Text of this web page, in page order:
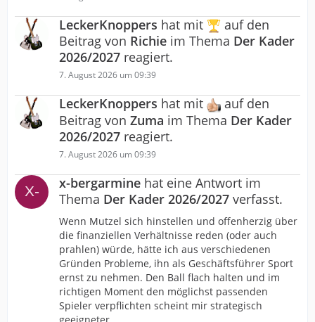
LeckerKnoppers hat mit
auf den
Beitrag von Richie im Thema Der Kader
2026/2027 reagiert.
7. August 2026 um 09:39
LeckerKnoppers hat mit
auf den
Beitrag von Zuma im Thema Der Kader
2026/2027 reagiert.
7. August 2026 um 09:39
x-bergarmine hat eine Antwort im
Thema Der Kader 2026/2027 verfasst.
Wenn Mutzel sich hinstellen und offenherzig über
die finanziellen Verhältnisse reden (oder auch
prahlen) würde, hätte ich aus verschiedenen
Gründen Probleme, ihn als Geschäftsführer Sport
ernst zu nehmen. Den Ball flach halten und im
richtigen Moment den möglichst passenden
Spieler verpflichten scheint mir strategisch
geeigneter.